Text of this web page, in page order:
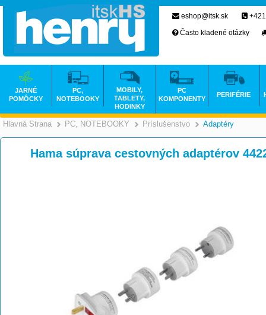
Hlavná Strana >
PC, NOTEBOOKY >
Príslušenstvo Adaptéry
Hama súprava cestovných adaptérov
eshop@itsk.sk
Často kladené otázky
JARNÉ
POMÔCKY
PC,
NOTEBOOKY
MOBILY,
TABLETY,
HODINKY
PC
KOMPONENTY
PERIFÉRIE